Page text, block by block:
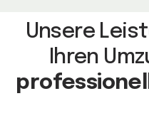
Unsere
Ihren